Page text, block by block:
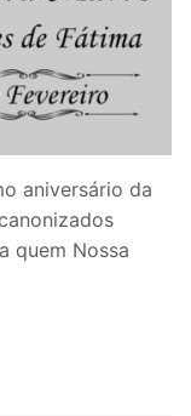
aniversário da
quem Nossa